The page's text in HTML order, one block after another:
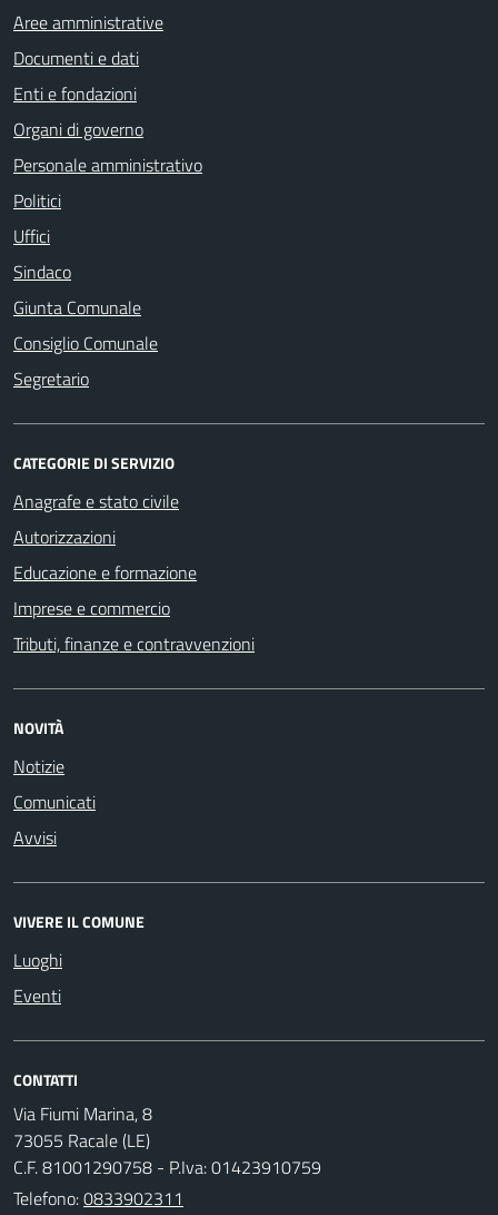
Aree amministrative
Documenti e dati
Enti e fondazioni
Organi di governo
Personale amministrativo
Politici
Uffici
Sindaco
Giunta Comunale
Consiglio Comunale
Segretario
CATEGORIE DI SERVIZIO
Anagrafe e stato civile
Autorizzazioni
Educazione e formazione
Imprese e commercio
Tributi, finanze e contravvenzioni
NOVITÀ
Notizie
Comunicati
Avvisi
VIVERE IL COMUNE
Luoghi
Eventi
CONTATTI
Via Fiumi Marina, 8
73055 Racale (LE)
C.F. 81001290758 - P.Iva: 01423910759
Telefono:0833902311